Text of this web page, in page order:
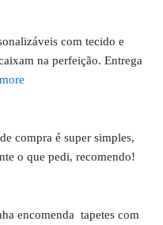
com tecido e
na perfeição. Entrega
compra é super simples,
o que pedi, recomendo!
encomenda  tapetes com